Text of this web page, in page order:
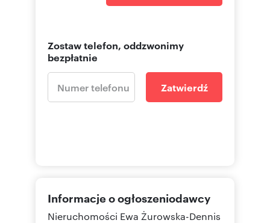
Zostaw telefon, oddzwonimy
bezpłatnie
Zatwierdź
Informacje o ogłoszeniodawcy
Nieruchomości Ewa Żurowska-Dennis